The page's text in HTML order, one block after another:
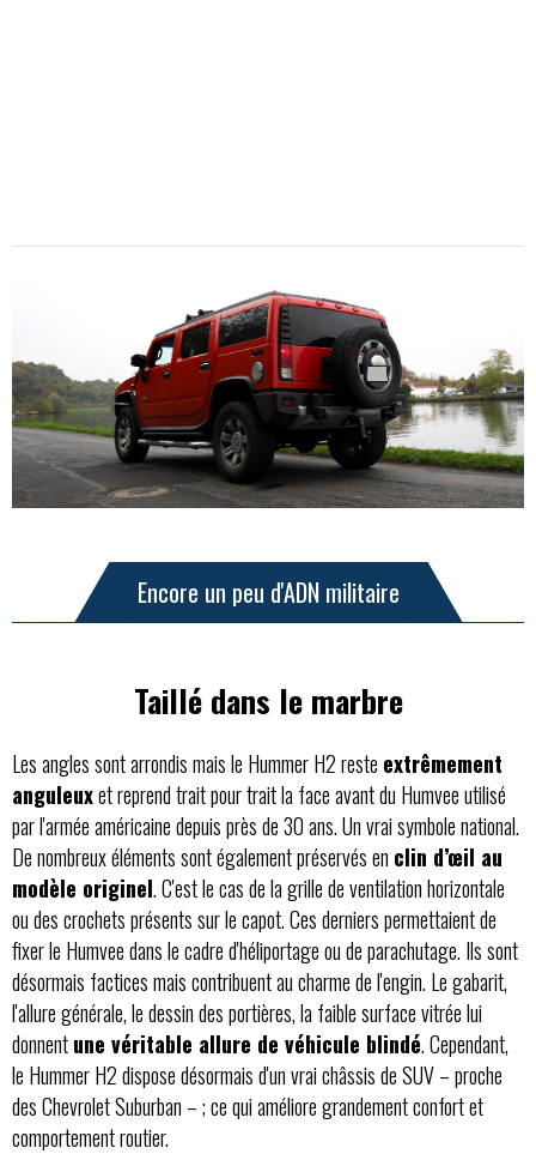
Encore un peu d'ADN militaire
Taillé dans le marbre
Les angles sont arrondis mais le Hummer H2 reste extrêmement
anguleuxet reprend trait pour trait la face avant du Humvee utilisé
par l'armée américaine depuis près de 30 ans. Un vrai symbole national.
De nombreux éléments sont également préservés en clin d’œil au
modèle originel. C'est le cas de la grille de ventilation horizontale
ou des crochets présents sur le capot. Ces derniers permettaient de
fixer le Humvee dans le cadre d'héliportage ou de parachutage. Ils sont
désormais factices mais contribuent au charme de l'engin. Le gabarit,
l'allure générale, le dessin des portières, la faible surface vitrée lui
donnentune véritable allure de véhicule blindé. Cependant,
le Hummer H2 dispose désormais d'un vrai châssis de SUV – proche
des Chevrolet Suburban – ; ce qui améliore grandement confort et
comportement routier.